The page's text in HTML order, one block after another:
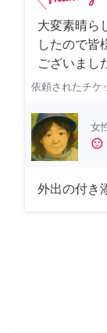
大変素晴ら
したので皆
ございまし
依頼されたチケ
女
sentiment_satisfied
外出の付き